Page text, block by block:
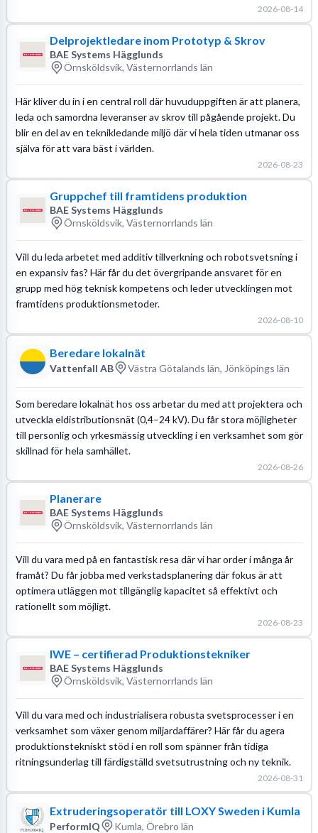
2026-08-14
Delprojektledare inom Prototyp & Skrov
BAE Systems Hägglunds
Örnsköldsvik, Västernorrlands län
Här kliver du in i en central roll där huvuduppgiften är att planera,
leda och samordna leveranser av skrov till pågående projekt. Du
blir en del av en teknikledande miljö där vi hela tiden utmanar oss
själva för att vara bäst i världen.
2026-08-23
Gruppchef till framtidens produktion
BAE Systems Hägglunds
Örnsköldsvik, Västernorrlands län
Vill du leda arbetet med additiv tillverkning och robotsvetsning i
en expansiv fas? Här får du det övergripande ansvaret för en
grupp med hög teknisk kompetens och leder utvecklingen mot
framtidens produktionsmetoder.
2026-08-10
Beredare lokalnät
Vattenfall AB Västra Götalands län, Jönköpings län
Som beredare lokalnät hos oss arbetar du med att projektera och
utveckla eldistributionsnät (0,4–24 kV). Du får stora möjligheter
till personlig och yrkesmässig utveckling i en verksamhet som gör
skillnad för hela samhället.
2026-08-26
Planerare
BAE Systems Hägglunds
Örnsköldsvik, Västernorrlands län
Vill du vara med på en fantastisk resa där vi har order i många år
framåt? Du får jobba med verkstadsplanering där fokus är att
optimera utläggen mot tillgänglig kapacitet så effektivt och
rationellt som möjligt.
2026-08-23
IWE – certifierad Produktionstekniker
BAE Systems Hägglunds
Örnsköldsvik, Västernorrlands län
Vill du vara med och industrialisera robusta svetsprocesser i en
verksamhet som växer genom miljardaffärer? Här får du agera
produktionstekniskt stöd i en roll som spänner från tidiga
ritningsunderlag till färdigställd svetsutrustning och ny teknik.
2026-08-31
Extruderingsoperatör till LOXY Sweden i Kumla
PerformIQ Kumla, Örebro län